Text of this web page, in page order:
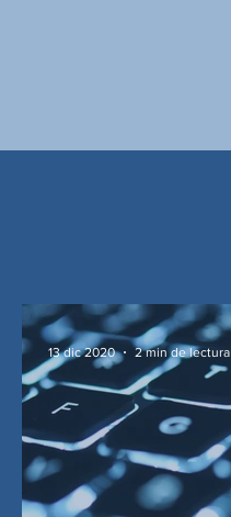
13 dic 2020 2 min de lectura